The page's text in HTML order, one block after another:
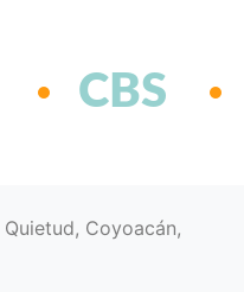
CBS
Coyoacán,